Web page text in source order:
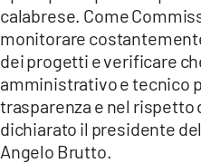
calabrese. Come
monitorare
dei progetti e verificare
amministrativo e tecnico
trasparenza e nel rispetto
dichiarato il presidente
Angelo Brutto.